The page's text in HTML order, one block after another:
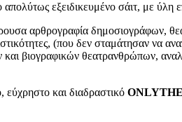
εξειδικευμένο σάιτ, με ύλη
αρθρογραφία δημοσιογράφων,
(που δεν σταμάτησαν να
βιογραφικών θεατρανθρώπων,
και διαδραστικό